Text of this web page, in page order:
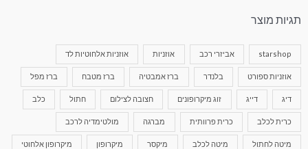
תגיות מוצר
starshop אביזרי רכב אוזניות אוזניות אלחוטיות לד
אוזניות ספורט בלנדר ברז אמבטיה ברז מטבח ברז מפל
דיג דייג זוג מיקרופונים חצובה לצילום חתול כלב
כרית לכלב כרית פרוותית מברגה מולטימדיה לרכב
מיטה לחתול מיטה לכלב מיקסר מיקרופון מיקרופון אלחוטי